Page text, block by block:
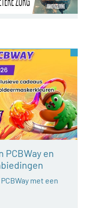
PCBWay en
met een